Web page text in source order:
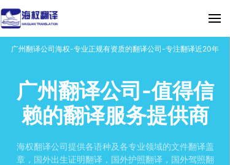
广州翻译公司海权-专业正规有资质的翻译公司-专注翻译近20年
广州翻译公司-值得信
赖的翻译服务提供商
海权翻译公司提供各语种及各专业领域的文件翻译盖
章，国外出生证明翻译，国外护照翻译，国外驾照翻